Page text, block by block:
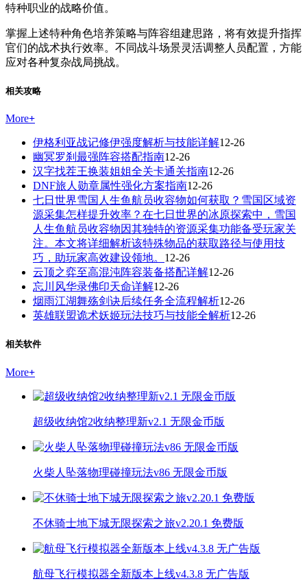
特种职业的战略价值。
掌握上述特种角色培养策略与阵容组建思路，将有效提升指挥
官们的战术执行效率。不同战斗场景灵活调整人员配置，方能
应对各种复杂战局挑战。
相关攻略
More+
伊格利亚战记修伊强度解析与技能详解12-26
幽冥罗刹最强阵容搭配指南12-26
汉字找茬王换装姐姐全关卡通关指南12-26
DNF旅人勋章属性强化方案指南12-26
七日世界雪国人生鱼航员收容物如何获取？雪国区域资
源采集怎样提升效率？在七日世界的冰原探索中，雪国
人生鱼航员收容物因其独特的资源采集功能备受玩家关
注。本文将详细解析该特殊物品的获取路径与使用技
巧，助玩家高效建设领地。 12-26
云顶之弈至高混沌阵容装备搭配详解12-26
忘川风华录佛印天命详解12-26
烟雨江湖舞殇剑诀后续任务全流程解析12-26
英雄联盟诡术妖姬玩法技巧与技能全解析12-26
相关软件
More+
超级收纳馆2收纳整理新v2.1 无限金币版
火柴人坠落物理碰撞玩法v86 无限金币版
不休骑士地下城无限探索之旅v2.20.1 免费版
航母飞行模拟器全新版本上线v4.3.8 无广告版